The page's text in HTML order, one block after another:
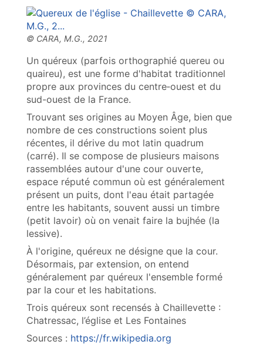
Un quéreux (parfois orthographié quereu ou
quaireu), est une forme d'habitat traditionnel
propre aux provinces du centre‑ouest et du
sud-ouest de la France.
Trouvant ses origines au Moyen Âge, bien que
nombre de ces constructions soient plus
récentes, il dérive du mot latin quadrum
(carré). Il se compose de plusieurs maisons
rassemblées autour d'une cour ouverte,
espace réputé commun où est généralement
présent un puits, dont l'eau était partagée
entre les habitants, souvent aussi un timbre
(petit lavoir) où on venait faire la bujhée (la
lessive).
À l'origine, quéreux ne désigne que la cour.
Désormais, par extension, on entend
généralement par quéreux l'ensemble formé
par la cour et les habitations.
Trois quéreux sont recensés à Chaillevette :
Chatressac, l’église et Les Fontaines
Sources : https://fr.wikipedia.org